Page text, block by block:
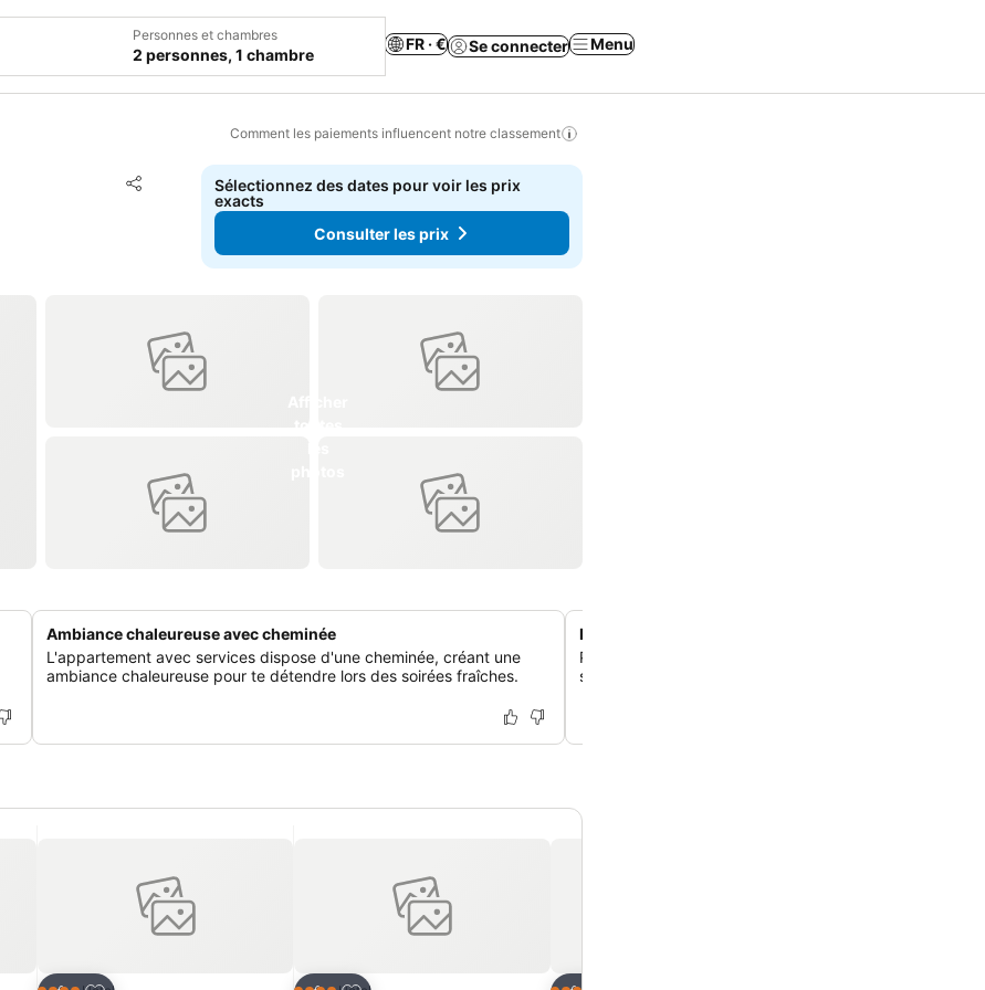
Personnes et chambres
2 personnes, 1 chambre
FR · € Se connecter Menu
Comment les paiements influencent notre classement
Partager
Ajouter à mes favoris
Sélectionnez des dates pour voir les prix
exacts
Consulter les prix
Ambiance chaleureuse avec cheminée
L'appartement avec services dispose d'une cheminée, créant une
ambiance chaleureuse pour te détendre lors des soirées fraîches.
Karaoké sur place
Profite de divertissements en soirée directement sur
salles de karaoké dédiées pour les clients.